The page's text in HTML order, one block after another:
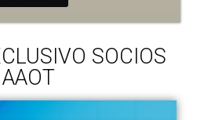
SOCIOS
AAOT